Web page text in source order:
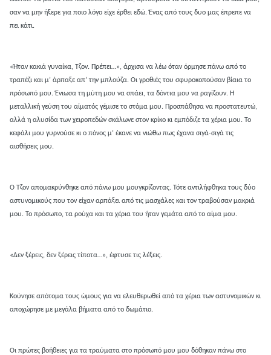
σαν να μην ήξερε για ποιο λόγο είχε έρθει εδώ. Ένας από τους δυο μας έπρεπε να
πει κάτι.
«Ήταν κακιά γυναίκα, Τζον. Πρέπει…», άρχισα να λέω όταν όρμησε πάνω από το
τραπέζι και μ’ άρπαξε απ’ την μπλούζα. Οι γροθιές του σφυροκοπούσαν βίαια το
πρόσωπό μου. Ένιωσα τη μύτη μου να σπάει, τα δόντια μου να ραγίζουν. Η
μεταλλική γεύση του αίματός γέμισε το στόμα μου. Προσπάθησα να προστατευτώ,
αλλά η αλυσίδα των χειροπεδών σκάλωνε στον κρίκο κι εμπόδιζε τα χέρια μου. Το
κεφάλι μου γυρνούσε κι ο πόνος μ’ έκανε να νιώθω πως έχανα σιγά-σιγά τις
αισθήσεις μου.
Ο Τζον απομακρύνθηκε από πάνω μου μουγκρίζοντας. Τότε αντιλήφθηκα τους δύο
αστυνομικούς που τον είχαν αρπάξει από τις μασχάλες και τον τραβούσαν μακριά
μου. Το πρόσωπο, τα ρούχα και τα χέρια του ήταν γεμάτα από το αίμα μου.
«Δεν ξέρεις, δεν ξέρεις τίποτα…», έφτυσε τις λέξεις.
Κούνησε απότομα τους ώμους για να ελευθερωθεί από τα χέρια των αστυνομικών κι
αποχώρησε με μεγάλα βήματα από το δωμάτιο.
Οι πρώτες βοήθειες για τα τραύματα στο πρόσωπό μου μου δόθηκαν πάνω στο